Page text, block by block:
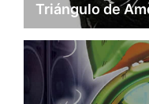
Triángulo de